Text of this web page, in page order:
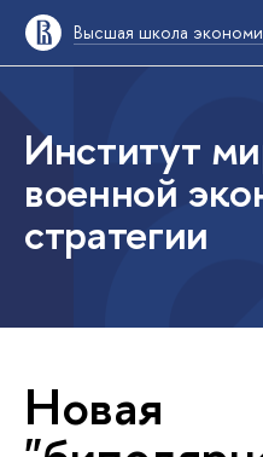
Высшая школа
Институт
военной
стратегии
Новая